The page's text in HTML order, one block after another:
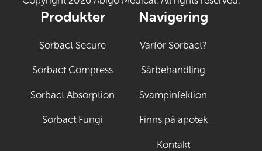
Produkter
Sorbact Secure
Sorbact Compress
Sorbact Absorption
Sorbact Fungi
Navigering
Varför Sorbact?
Sårbehandling
Svampinfektion
Finns på apotek
Kontakt